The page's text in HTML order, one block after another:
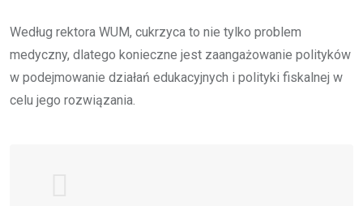
Według rektora WUM, cukrzyca to nie tylko problem
medyczny, dlatego konieczne jest zaangażowanie polityków
w podejmowanie działań edukacyjnych i polityki fiskalnej w
celu jego rozwiązania.